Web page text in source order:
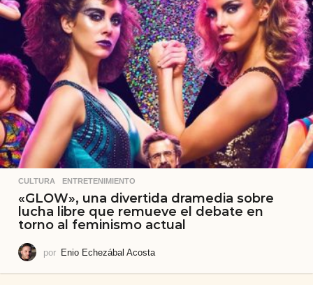
CULTURA ,ENTRETENIMIENTO
«GLOW», una divertida dramedia sobre
lucha libre que remueve el debate en
torno al feminismo actual
por Enio Echezábal Acosta